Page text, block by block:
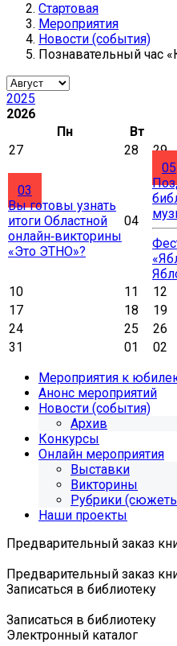
Стартовая
Мероприятия
Новости (события)
Познавательный час
2025
2026
Пн
Вт
27
28 29
03
Вы готовы узнать
итоги Областной
онлайн‑викторины
«Это ЭТНО»?
04
05
10 11 12
17
18 19
24
25 26
31
01 02
Мероприятия к
Анонс мероприятий
Новости (события)
Архив
Конкурсы
Онлайн мероприятия
Выставки
Викторины
Рубрики
Наши проекты
Предварительный заказ
Предварительный заказ
Записаться в библиотеку
Записаться в библиотеку
Электронный каталог